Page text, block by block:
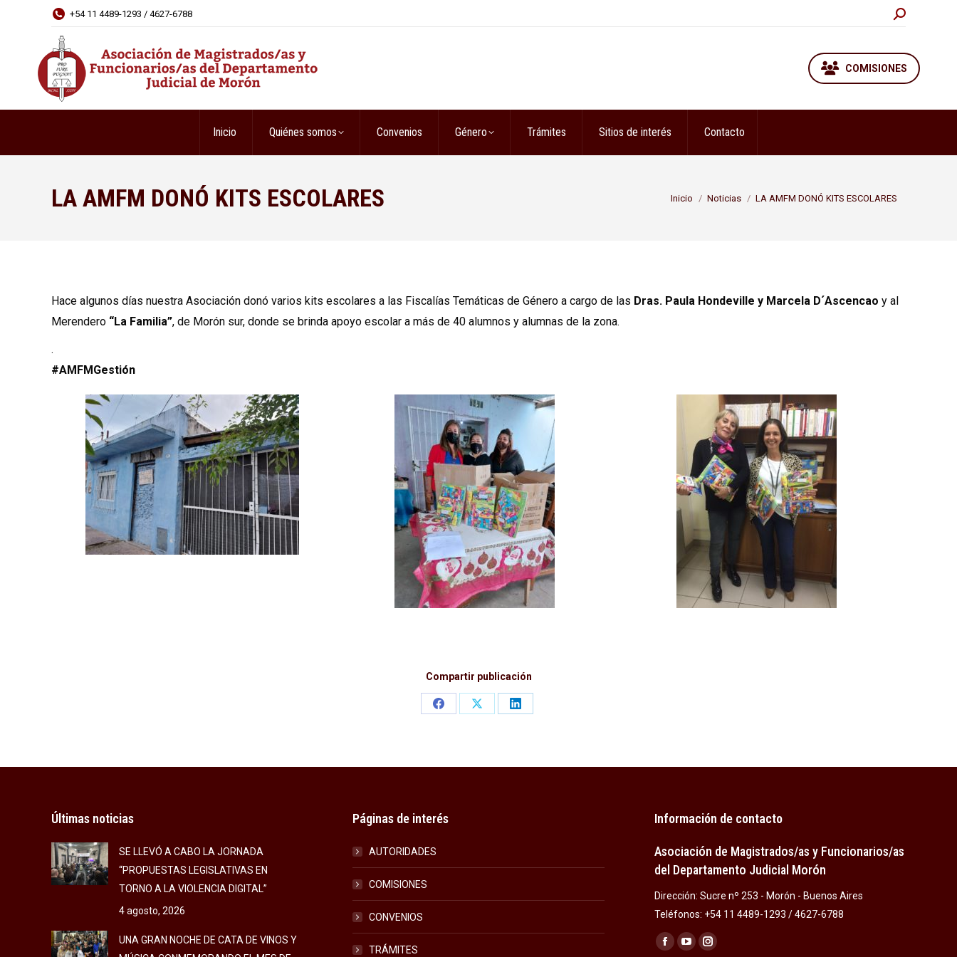
+54 11 4489-1293 / 4627-6788 Buscar:
COMISIONES
Inicio Quiénes somos Convenios Género Trámites Sitios de interés Contacto
LA AMFM DONÓ KITS ESCOLARES Estás aquí:
Inicio Noticias LA AMFM DONÓ KITS ESCOLARES
Hace algunos días nuestra Asociación donó varios kits escolares a las Fiscalías Temáticas de Género a cargo de las Dras. Paula Hondeville y Marcela D´Ascencao y al
Merendero “La Familia”, de Morón sur, donde se brinda apoyo escolar a más de 40 alumnos y alumnas de la zona.
.
#AMFMGestión
Compartir publicación
Share
Share
Share
Últimas noticias
SE LLEVÓ A CABO LA JORNADA
“PROPUESTAS LEGISLATIVAS EN
TORNO A LA VIOLENCIA DIGITAL”
4 agosto, 2026
UNA GRAN NOCHE DE CATA DE VINOS Y
Páginas de interés
AUTORIDADES
COMISIONES
CONVENIOS
TRÁMITES
Información de contacto
Asociación de Magistrados/as y Funcionarios/as
del Departamento Judicial Morón
Dirección: Sucre nº 253 - Morón - Buenos Aires
Teléfonos: +54 11 4489-1293 / 4627-6788
Encuéntranos en:
Facebook
YouTubeInstagram